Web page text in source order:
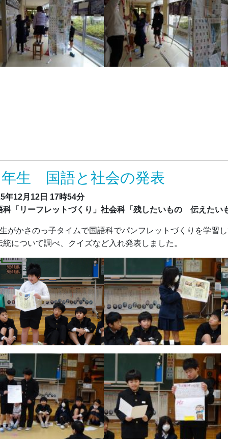
生 国語と社会の発表
年12月12日 17時54分
科「リーフレットづくり」社会科「残したいもの 伝えたい
がかさのっ子タイムで国語科でパンフレットづくりを学習
統について調べ、クイズなど入れ発表しました。